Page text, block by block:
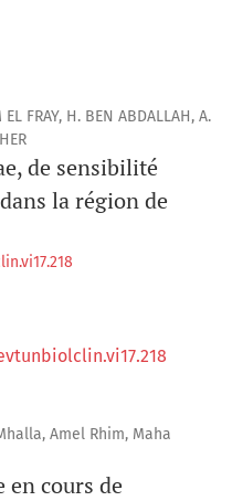
FRAY, H. BEN ABDALLAH, A.
de sensibilité
la région de
Amel Rhim, Maha
en cours de